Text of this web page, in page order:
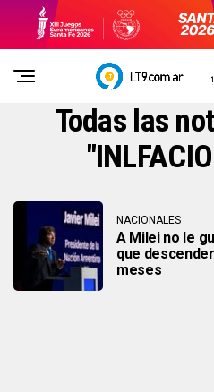
Todas las
NACIONALES
A Milei no le
que
meses